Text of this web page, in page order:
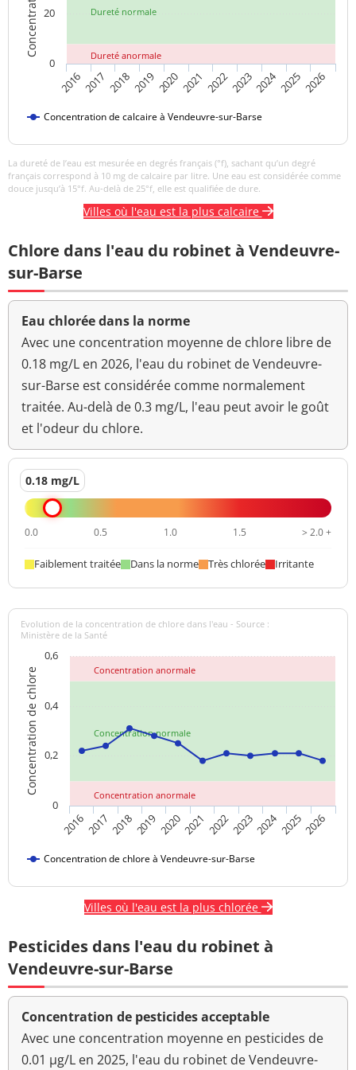
Dureté normale
Dureté anormale
Concentration de calcaire à Vendeuvre-sur-Barse
20162017 2018201920202021 20222023202420252026
0
20
La dureté de l’eau est mesurée en degrés français (°f), sachant qu’un degré
français correspond à 10 mg de calcaire par litre. Une eau est considérée comme
douce jusqu’à 15°f. Au-delà de 25°f, elle est qualifiée de dure.
Villes où l'eau est la plus calcaire
Chlore dans l'eau du robinet à Vendeuvre-
sur-Barse
Eau chlorée dans la norme
Avec une concentration moyenne de chlore libre de
0.18 mg/L en 2026, l'eau du robinet de Vendeuvre-
sur-Barse est considérée comme normalement
traitée. Au-delà de 0.3 mg/L, l'eau peut avoir le goût
et l'odeur du chlore.
0.18 mg/L
0.0 0.5 1.0 1.5 > 2.0 +
Faiblement traitée Dans la norme Très chlorée Irritante
Concentration normale
Concentration anormale
Concentration anormale
Concentration de chlore
Evolution de la concentration de chlore dans l'eau - Source :
Ministère de la Santé
Concentration de chlore à Vendeuvre-sur-Barse
20162017 2018201920202021 20222023202420252026
0
0,2
0,4
0,6
Villes où l'eau est la plus chlorée
Pesticides dans l'eau du robinet à
Vendeuvre-sur-Barse
Concentration de pesticides acceptable
Avec une concentration moyenne en pesticides de
0.01 µg/L en 2025, l'eau du robinet de Vendeuvre-